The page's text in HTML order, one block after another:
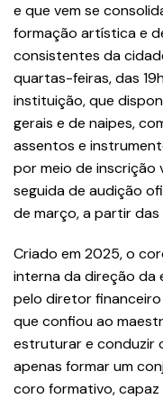
e que vem se
formação artística e
consistentes da
quartas-feiras, das
instituição, que
gerais e de naipes,
assentos e
por meio de inscrição
seguida de audição
de março, a partir das
Criado em 2025, o
interna da direção da
pelo diretor
que confiou ao
estruturar e conduzir
apenas formar um
coro formativo,